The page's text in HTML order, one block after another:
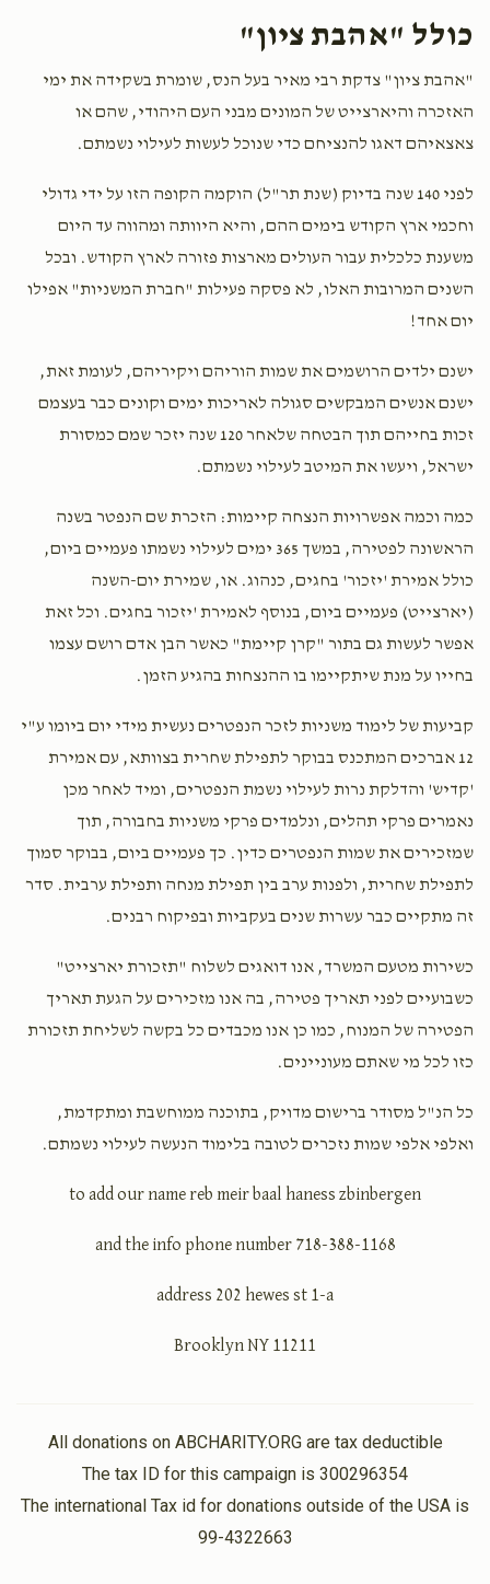
$100.00
dej yurtzeit
2 months ago $180.00
10 פעמים ח"י
Yizkor
כולל "אהבת ציון"
"אהבת ציון" צדקת רבי מאיר בעל הנס, שומרת בשקידה את ימי
האזכרה והיארצייט של המונים מבני העם היהודי, שהם או
צאצאיהם דאגו להנציחם כדי שנוכל לעשות לעילוי נשמתם.
לפני 140 שנה בדיוק (שנת תר"ל) הוקמה הקופה הזו על ידי גדולי
וחכמי ארץ הקודש בימים ההם, והיא היוותה ומהווה עד היום
משענת כלכלית עבור העולים מארצות פזורה לארץ הקודש. ובכל
השנים המרובות האלו, לא פסקה פעילות "חברת המשניות" אפילו
יום אחד!
ישנם ילדים הרושמים את שמות הוריהם ויקיריהם, לעומת זאת,
ישנם אנשים המבקשים סגולה לאריכות ימים וקונים כבר בעצמם
זכות בחייהם תוך הבטחה שלאחר 120 שנה יזכר שמם כמסורת
ישראל, ויעשו את המיטב לעילוי נשמתם.
כמה וכמה אפשרויות הנצחה קיימות: הזכרת שם הנפטר בשנה
הראשונה לפטירה, במשך 365 ימים לעילוי נשמתו פעמיים ביום,
כולל אמירת 'יזכור' בחגים, כנהוג. או, שמירת יום-השנה
(יארצייט) פעמיים ביום, בנוסף לאמירת 'יזכור בחגים. וכל זאת
אפשר לעשות גם בתור "קרן קיימת" כאשר הבן אדם רושם עצמו
בחייו על מנת שיתקיימו בו ההנצחות בהגיע הזמן.
קביעות של לימוד משניות לזכר הנפטרים נעשית מידי יום ביומו ע"י
12 אברכים המתכנס בבוקר לתפילת שחרית בצוותא, עם אמירת
'קדיש' והדלקת נרות לעילוי נשמת הנפטרים, ומיד לאחר מכן
נאמרים פרקי תהלים, ונלמדים פרקי משניות בחבורה, תוך
שמזכירים את שמות הנפטרים כדין. כך פעמיים ביום, בבוקר סמוך
לתפילת שחרית, ולפנות ערב בין תפילת מנחה ותפילת ערבית. סדר
זה מתקיים כבר עשרות שנים בעקביות ובפיקוח רבנים.
כשירות מטעם המשרד, אנו דואגים לשלוח "תזכורת יארצייט"
כשבועיים לפני תאריך פטירה, בה אנו מזכירים על הגעת תאריך
הפטירה של המנוח, כמו כן אנו מכבדים כל בקשה לשליחת תזכורת
כזו לכל מי שאתם מעוניינים.
כל הנ"ל מסודר ברישום מדויק, בתוכנה ממוחשבת ומתקדמת,
ואלפי אלפי שמות נזכרים לטובה בלימוד הנעשה לעילוי נשמתם.
to add our name reb meir baal haness zbinbergen
and the info phone number 718-388-1168
address 202 hewes st 1-a
Brooklyn NY 11211
All donations on ABCHARITY.ORG are tax deductible
The tax ID for this campaign is 300296354
The international Tax id for donations outside of the USA is
99-4322663